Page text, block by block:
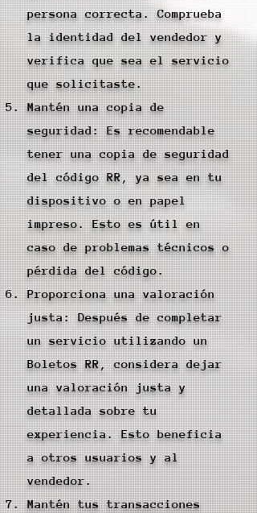
persona correcta. Comprueba
la identidad del vendedor y
verifica que sea el servicio
que solicitaste.
Mantén una copia de
seguridad: Es recomendable
tener una copia de seguridad
del código RR, ya sea en tu
dispositivo o en papel
impreso. Esto es útil en
caso de problemas técnicos o
pérdida del código.
Proporciona una valoración
justa: Después de completar
un servicio utilizando un
Boletos RR, considera dejar
una valoración justa y
detallada sobre tu
experiencia. Esto beneficia
a otros usuarios y al
vendedor.
Mantén tus transacciones